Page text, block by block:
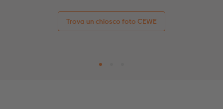
Trova un chiosco foto CEWE